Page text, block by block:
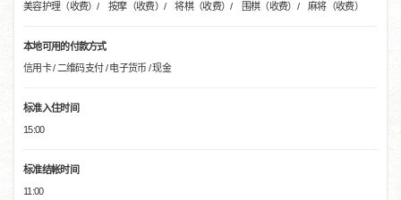
美容护理（收费）/ 按摩（收费）/ 将棋（收费）/ 围棋（收费）/ 麻将（收费）
本地可用的付款方式
信用卡 / 二维码支付 / 电子货币 / 现金
标准入住时间
15:00
标准结帐时间
11:00